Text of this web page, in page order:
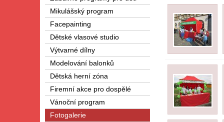
Mikulášský program
Facepainting
Dětské vlasové studio
Výtvarné dílny
Modelování balonků
Dětská herní zóna
Firemní akce pro dospělé
Vánoční program
Fotogalerie